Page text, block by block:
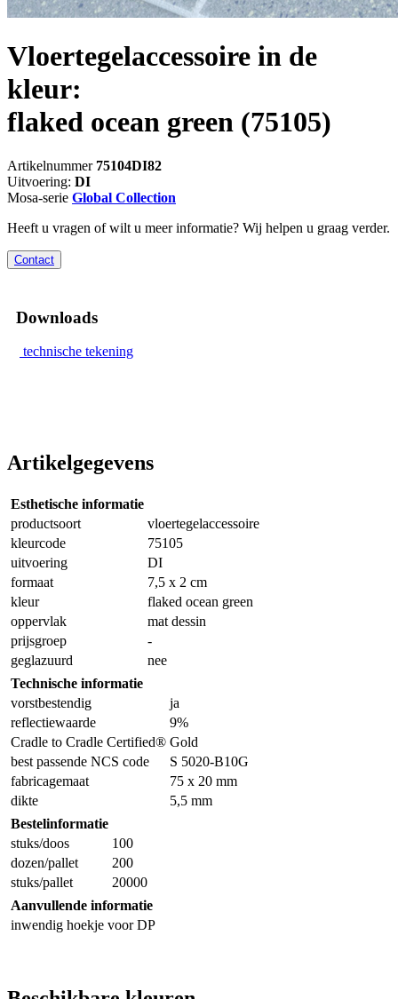
Vloertegelaccessoire in de
kleur:
flaked ocean green (75105)
Artikelnummer 75104DI82
Uitvoering: DI
Mosa-serie Global Collection
Heeft u vragen of wilt u meer informatie? Wij helpen u graag verder.
Contact
Downloads
technische tekening
Artikelgegevens
Esthetische informatie
productsoort
vloertegelaccessoire
kleurcode
75105
uitvoering
DI
formaat
7,5 x 2 cm
kleur
flaked ocean green
oppervlak
mat dessin
prijsgroep
-
geglazuurd
nee
Technische informatie
vorstbestendig
ja
reflectiewaarde
9%
Cradle to Cradle Certified® Gold
best passende NCS code
S 5020-B10G
fabricagemaat
75 x 20 mm
dikte
5,5 mm
Bestelinformatie
stuks/doos
100
dozen/pallet
200
stuks/pallet
20000
Aanvullende informatie
inwendig hoekje voor DP